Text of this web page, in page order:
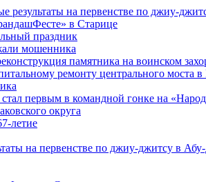
результаты на первенстве по джиу-
в Старице
праздник
мошенника
памятника на воинском
ремонту центрального моста в
первым в командной гонке на
округа
летие
на первенстве по джиу-джитсу в